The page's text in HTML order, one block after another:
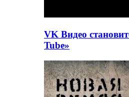
VK Видео
Tube»